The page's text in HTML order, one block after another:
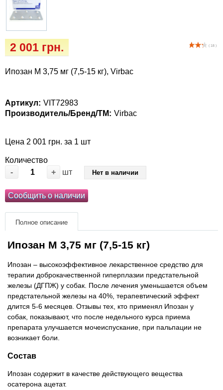
( 18 )
2 001 грн.
Ипозан M 3,75 мг (7,5-15 кг), Virbac
Артикул: VIT72983
Производитель/Бренд/ТМ: Virbac
Цена 2 001 грн. за 1 шт
Количество
-
+ шт Нет в наличии
Сообщить о наличии
Полное описание
Ипозан M 3,75 мг (7,5-15 кг)
Ипозан – высокоэффективное лекарственное средство для
терапии доброкачественной гиперплазии предстательной
железы (ДГПЖ) у собак. После лечения уменьшается объем
предстательной железы на 40%, терапевтический эффект
длится 5-6 месяцев. Отзывы тех, кто применял Ипозан у
собак, показывают, что после недельного курса приема
препарата улучшается мочеиспускание, при пальпации не
возникает боли.
Состав
Ипозан содержит в качестве действующего вещества
осатерона ацетат.
Vet Diet Canine Wet - ветеринарные диеты
для собак
Лежаки, будиночки, охолоджуючи
Одяг та взуття
Переноски, сумки, клітки
Післяопераційні засоби та витратні
матеріали
Подарункові сертифікати
Товари для голубів
Товари для гризунів
Товари для коней
Товари для людей
Хозряд - хозтовары оптом
Популярные зоотовары
Архив / Снято с производства